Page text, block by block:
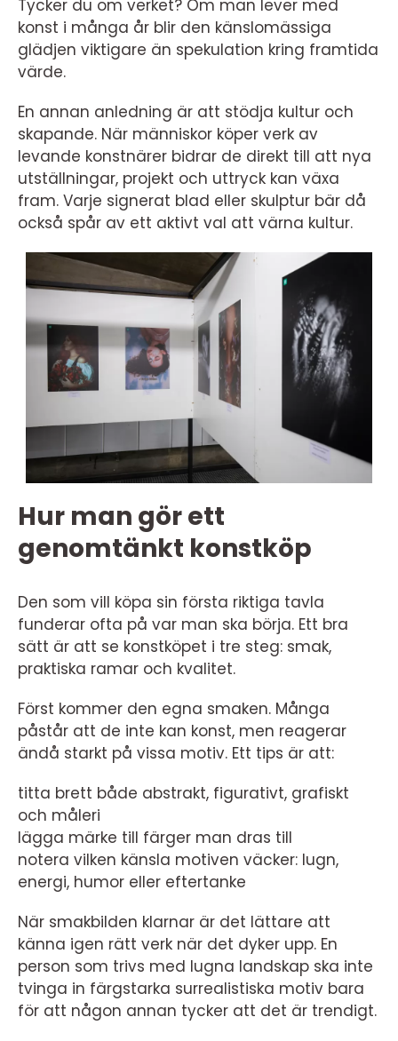
Tycker du om verket? Om man lever med
konst i många år blir den känslomässiga
glädjen viktigare än spekulation kring framtida
värde.
En annan anledning är att stödja kultur och
skapande. När människor köper verk av
levande konstnärer bidrar de direkt till att nya
utställningar, projekt och uttryck kan växa
fram. Varje signerat blad eller skulptur bär då
också spår av ett aktivt val att värna kultur.
Hur man gör ett
genomtänkt konstköp
Den som vill köpa sin första riktiga tavla
funderar ofta på var man ska börja. Ett bra
sätt är att se konstköpet i tre steg: smak,
praktiska ramar och kvalitet.
Först kommer den egna smaken. Många
påstår att de inte kan konst, men reagerar
ändå starkt på vissa motiv. Ett tips är att:
titta brett både abstrakt, figurativt, grafiskt
och måleri
lägga märke till färger man dras till
notera vilken känsla motiven väcker: lugn,
energi, humor eller eftertanke
När smakbilden klarnar är det lättare att
känna igen rätt verk när det dyker upp. En
person som trivs med lugna landskap ska inte
tvinga in färgstarka surrealistiska motiv bara
för att någon annan tycker att det är trendigt.